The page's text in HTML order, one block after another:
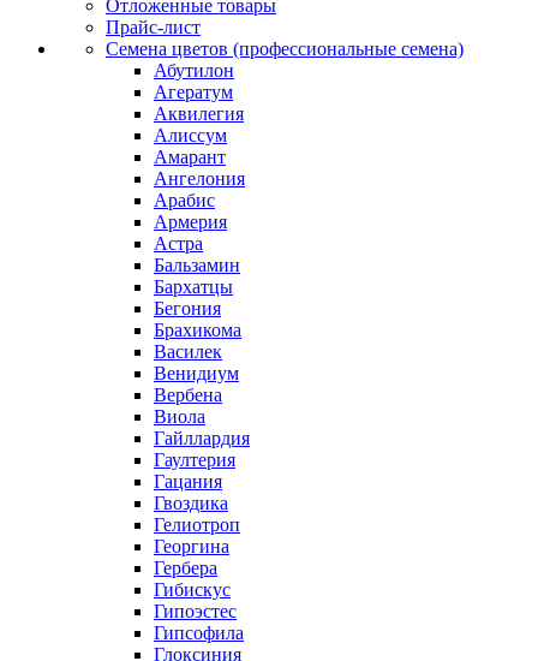
Отложенные товары
Прайс-лист
Семена цветов (профессиональные семена)
Абутилон
Агератум
Аквилегия
Алиссум
Амарант
Ангелония
Арабис
Армерия
Астра
Бальзамин
Бархатцы
Бегония
Брахикома
Василек
Венидиум
Вербена
Виола
Гайллардия
Гаултерия
Гацания
Гвоздика
Гелиотроп
Георгина
Гербера
Гибискус
Гипоэстес
Гипсофила
Глоксиния